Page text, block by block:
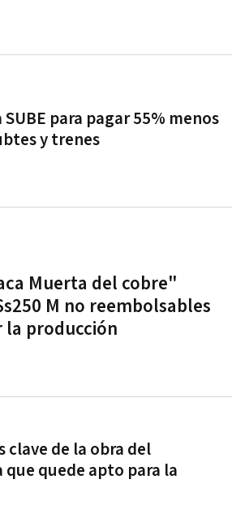
para pagar 55% menos
y trenes
Muerta del cobre"
M no reembolsables
la producción
clave de la obra del
quede apto para la